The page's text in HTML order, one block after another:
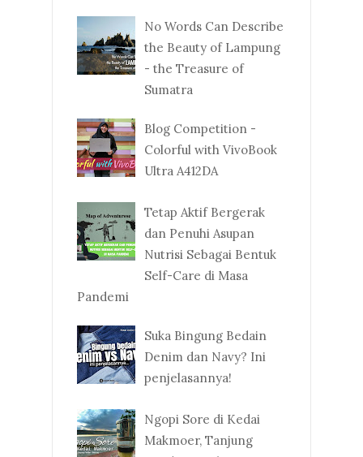
No Words Can Describe
the Beauty of Lampung
- the Treasure of
Sumatra
Blog Competition -
Colorful with VivoBook
Ultra A412DA
Tetap Aktif Bergerak
dan Penuhi Asupan
Nutrisi Sebagai Bentuk
Self-Care di Masa
Pandemi
Suka Bingung Bedain
Denim dan Navy? Ini
penjelasannya!
Ngopi Sore di Kedai
Makmoer, Tanjung